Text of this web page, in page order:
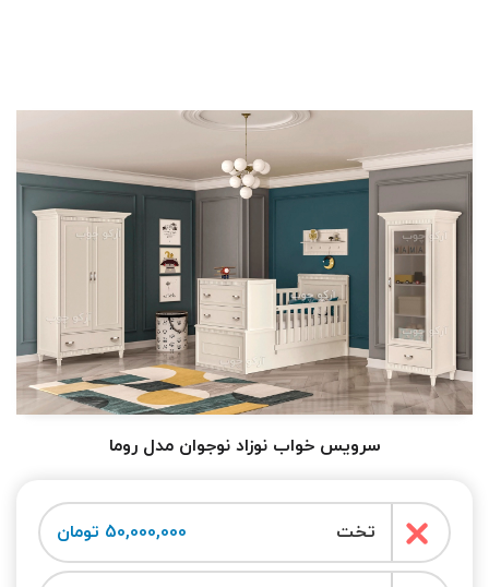
سرویس خواب نوزاد نوجوان مدل روما
تخت 50,000,000 تومان